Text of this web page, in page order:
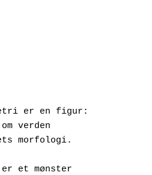
er en figur:
idé om verden
morfologi.
er et mønster